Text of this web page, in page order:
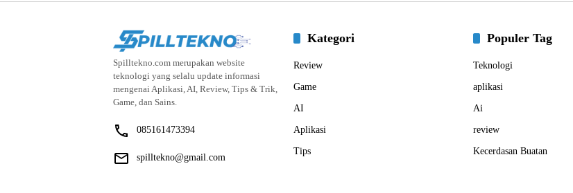
Spilltekno.com merupakan website
teknologi yang selalu update informasi
mengenai Aplikasi, AI, Review, Tips & Trik,
Game, dan Sains.
085161473394
spilltekno@gmail.com
Kategori
Review
Game
AI
Aplikasi
Tips
Populer Tag
Teknologi
aplikasi
Ai
review
Kecerdasan Buatan